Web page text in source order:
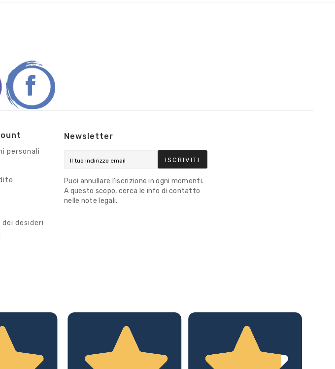
personali
desideri
Newsletter
ISCRIVITI
Puoi annullare l'iscrizione in ogni momenti.
A questo scopo, cerca le info di contatto
nelle note legali.